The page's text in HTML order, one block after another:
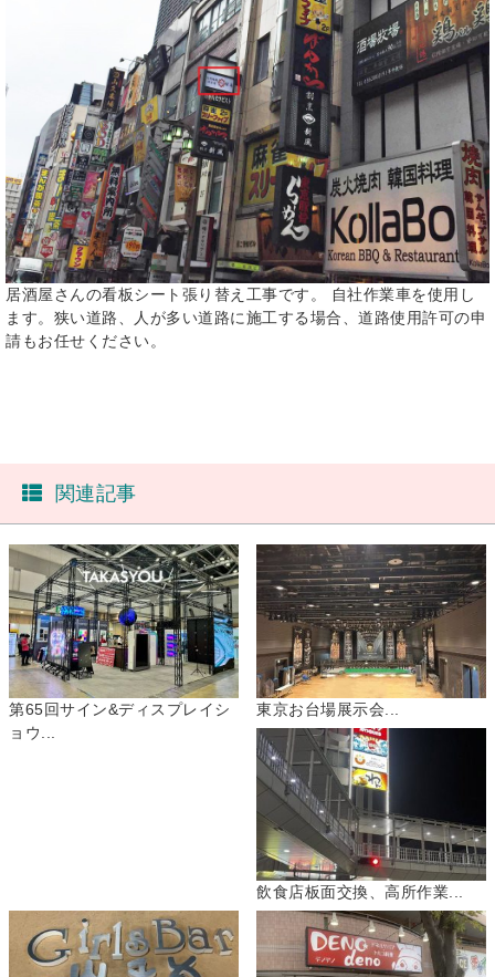
居酒屋さんの看板シート張り替え工事です。 自社作業車を使用し
ます。狭い道路、人が多い道路に施工する場合、道路使用許可の申
請もお任せください。
関連記事
第65回サイン&ディスプレイシ
ョウ...
東京お台場展示会...
飲食店板面交換、高所作業...